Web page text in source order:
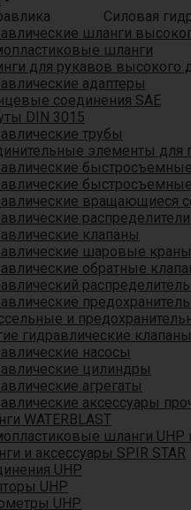
Силовая
шланги
шланги
для рукавов высокого
адаптеры
соединения SAE
DIN 3015
трубы
элементы для
вращающиеся
распределители
клапаны
шаровые краны
обратные
и
гидравлические клапаны
насосы
цилиндры
агрегаты
аксессуары
WATERBLAST
шланги UHP
и аксессуары SPIR STAR
UHP
UHP
UHP